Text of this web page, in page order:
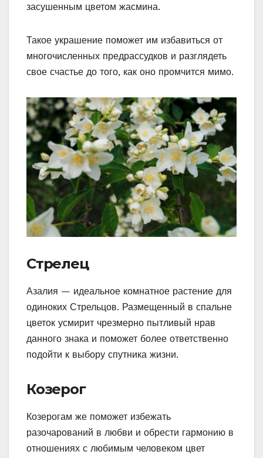
засушенным цветом жасмина.
Такое украшение поможет им избавиться от
многочисленных предрассудков и разглядеть
свое счастье до того, как оно промчится мимо.
Стрелец
Азалия — идеальное комнатное растение для
одиноких Стрельцов. Размещенный в спальне
цветок усмирит чрезмерно пытливый нрав
данного знака и поможет более ответственно
подойти к выбору спутника жизни.
Козерог
Козерогам же поможет избежать
разочарований в любви и обрести гармонию в
отношениях с любимым человеком цвет